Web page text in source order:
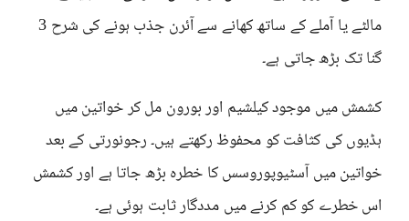
مالٹے یا آملے کے ساتھ کھانے سے آئرن جذب ہونے کی شرح 3
گنا تک بڑھ جاتی ہے۔
کشمش میں موجود کیلشیم اور بورون مل کر خواتین میں
ہڈیوں کی کثافت کو محفوظ رکھتے ہیں۔ رجونورتی کے بعد
خواتین میں آسٹیوپوروسس کا خطرہ بڑھ جاتا ہے اور کشمش
اس خطرے کو کم کرنے میں مددگار ثابت ہوئی ہے۔